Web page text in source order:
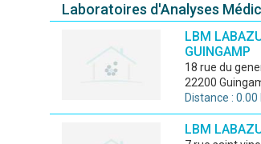
Laboratoires d'Analyses
LBM
GUINGAMP
18 rue du
22200
Distance : 0.00
LBM